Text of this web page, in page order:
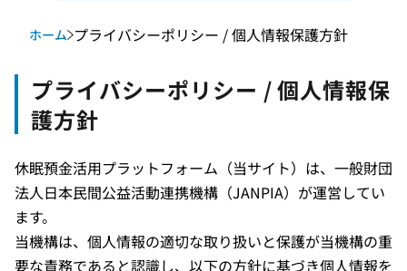
ホーム プライバシーポリシー / 個人情報保護方針
プライバシーポリシー / 個人情報保
護方針
休眠預金活用プラットフォーム（当サイト）は、一般財団
法人日本民間公益活動連携機構（JANPIA）が運営してい
ます。
当機構は、個人情報の適切な取り扱いと保護が当機構の重
要な責務であると認識し、以下の方針に基づき個人情報を